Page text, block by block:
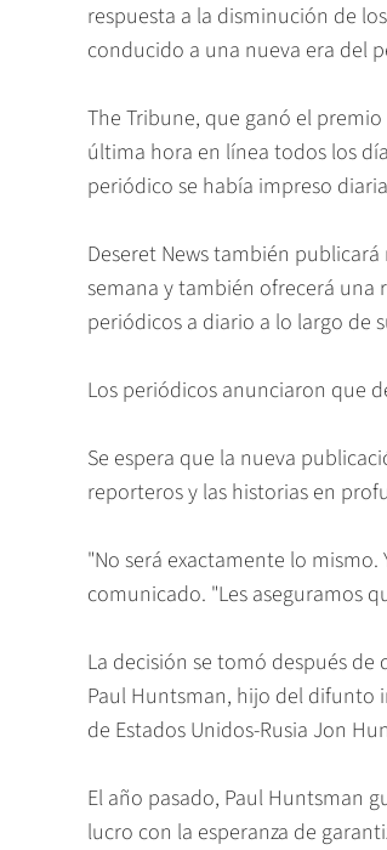
respuesta a la disminución de
conducido a una nueva era del
The Tribune, que ganó el
última hora en línea todos los
periódico se había impreso
Deseret News también
semana y también ofrecerá una
periódicos a diario a lo largo de
Los periódicos anunciaron que
Se espera que la nueva
reporteros y las historias en
"No será exactamente lo
comunicado. "Les aseguramos
La decisión se tomó después
Paul Huntsman, hijo del difunto
de Estados Unidos-Rusia Jon
El año pasado, Paul Huntsman
lucro con la esperanza de